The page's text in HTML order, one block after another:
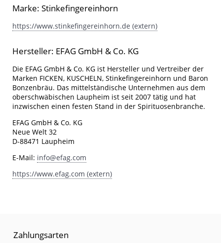
Marke: Stinkefingereinhorn
https://www.stinkefingereinhorn.de (extern)
Hersteller: EFAG GmbH & Co. KG
Die EFAG GmbH & Co. KG ist Hersteller und Vertreiber der
Marken FICKEN, KUSCHELN, Stinkefingereinhorn und Baron
Bonzenbräu. Das mittelständische Unternehmen aus dem
oberschwäbischen Laupheim ist seit 2007 tätig und hat
inzwischen einen festen Stand in der Spirituosenbranche.
EFAG GmbH & Co. KG
Neue Welt 32
D-88471 Laupheim
E-Mail: info@efag.com
https://www.efag.com (extern)
Zahlungsarten